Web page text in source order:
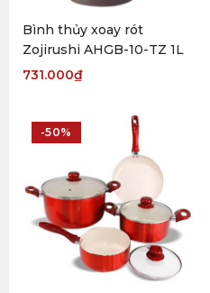
Bình thủy xoay rót
Zojirushi AHGB-10-TZ 1L
731.000₫
-50%